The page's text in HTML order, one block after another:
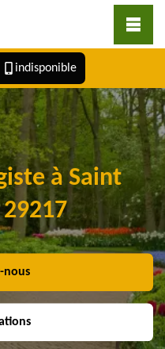
indisponible
à Saint
nous